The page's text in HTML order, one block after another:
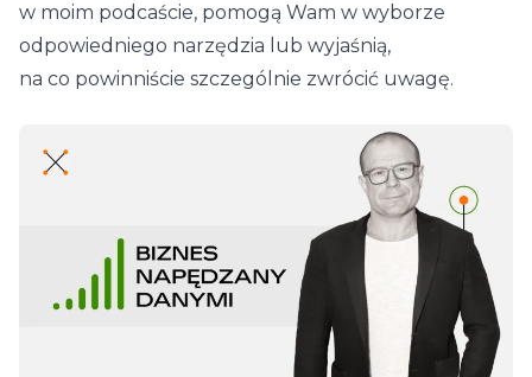
w moim podcaście, pomogą Wam w wyborze
odpowiedniego narzędzia lub wyjaśnią,
na co powinniście szczególnie zwrócić uwagę.